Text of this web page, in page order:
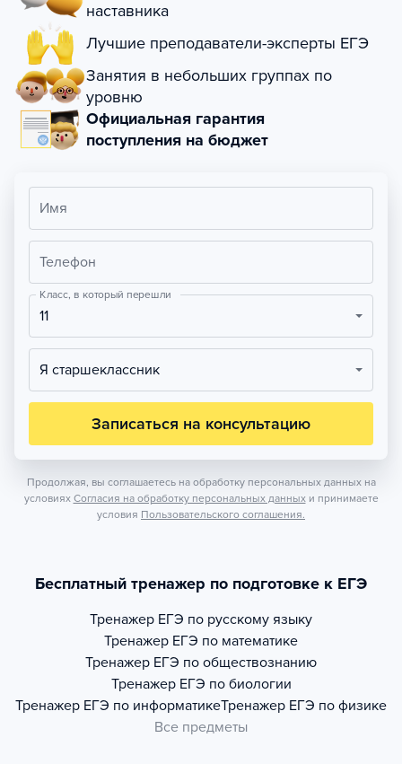
наставника
Лучшие преподаватели-эксперты ЕГЭ
Занятия в небольших группах по
уровню
Официальная гарантия
поступления на бюджет
Имя
Телефон
Класс, в который перешли
11
Я старшеклассник
Записаться на консультацию
Продолжая, вы соглашаетесь на обработку персональных данных на
условиях Согласия на обработку персональных данных и принимаете
условия Пользовательского соглашения.
Бесплатный тренажер по подготовке к ЕГЭ
Тренажер ЕГЭ по русскому языку
Тренажер ЕГЭ по математике
Тренажер ЕГЭ по обществознанию
Тренажер ЕГЭ по биологии
Тренажер ЕГЭ по информатикеТренажер ЕГЭ по физике
Все предметы